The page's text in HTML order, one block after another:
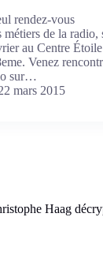
rendez-vous
de la radio,
au Centre
Venez
sur…
mars 2015
Haag